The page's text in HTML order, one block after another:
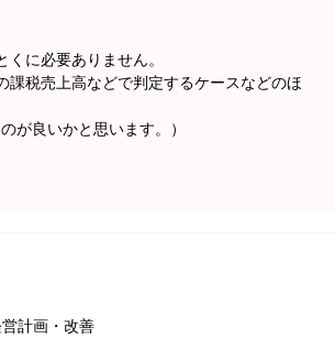
に必要ありません。
課税売上高などで判定するケースなどのほ
が良いかと思います。）
計画・改善